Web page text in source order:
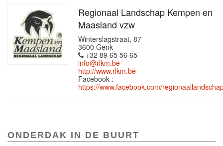
Regionaal Landschap Kempen en
Maasland vzw
Winterslagstraat, 87
3600 Genk
+32 89 65 56 65
info@rlkm.be
http://www.rlkm.be
Facebook :
https://www.facebook.com/
ONDERDAK IN DE BUURT